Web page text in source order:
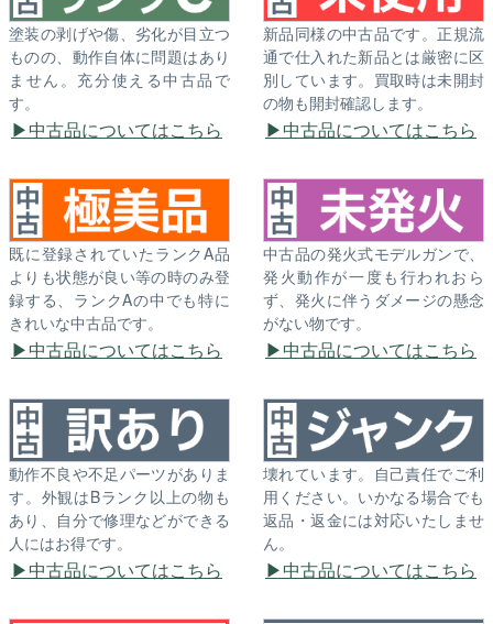
塗装の剥げや傷、劣化が目立つ
ものの、動作自体に問題はあり
ません。充分使える中古品で
す。
中古品についてはこちら
新品同様の中古品です。正規流
通で仕入れた新品とは厳密に区
別しています。買取時は未開封
の物も開封確認します。
中古品についてはこちら
既に登録されていたランクA品
よりも状態が良い等の時のみ登
録する、ランクAの中でも特に
きれいな中古品です。
中古品についてはこちら
中古品の発火式モデルガンで、
発火動作が一度も行われおら
ず、発火に伴うダメージの懸念
がない物です。
中古品についてはこちら
動作不良や不足パーツがありま
す。外観はBランク以上の物も
あり、自分で修理などができる
人にはお得です。
中古品についてはこちら
壊れています。自己責任でご利
用ください。いかなる場合でも
返品・返金には対応いたしませ
ん。
中古品についてはこちら